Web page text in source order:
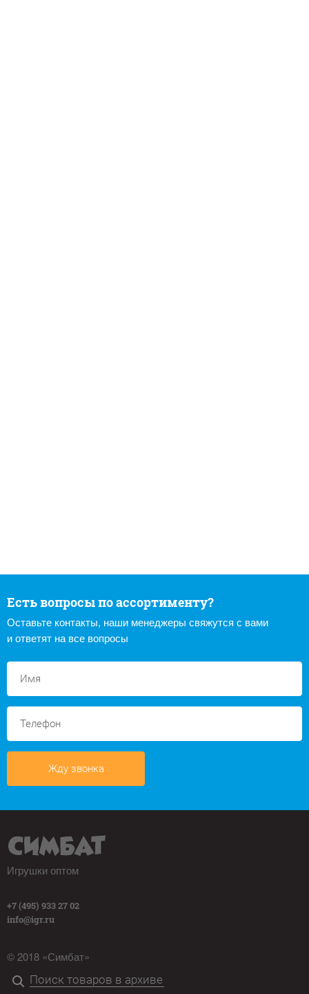
Есть вопросы по ассортименту?
Оставьте контакты, наши менеджеры свяжутся с вами
и ответят на все вопросы
Жду звонка
Игрушки оптом
+7 (495) 933 27 02
info@igr.ru
© 2018 «Симбат»